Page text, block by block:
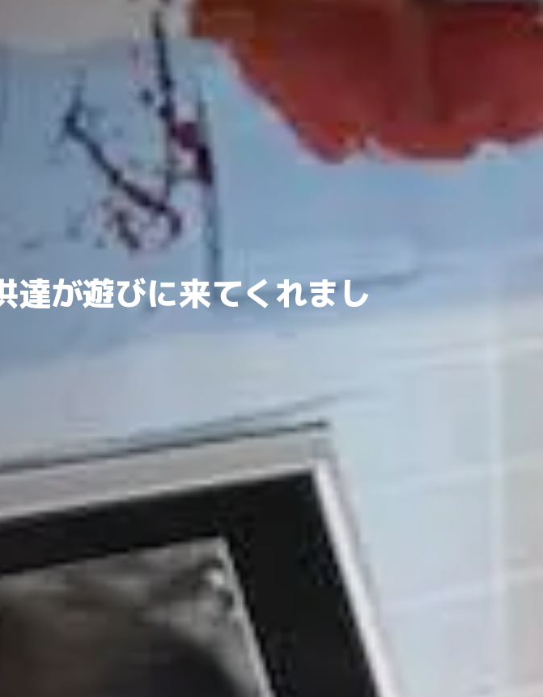
達が遊びに来てくれまし